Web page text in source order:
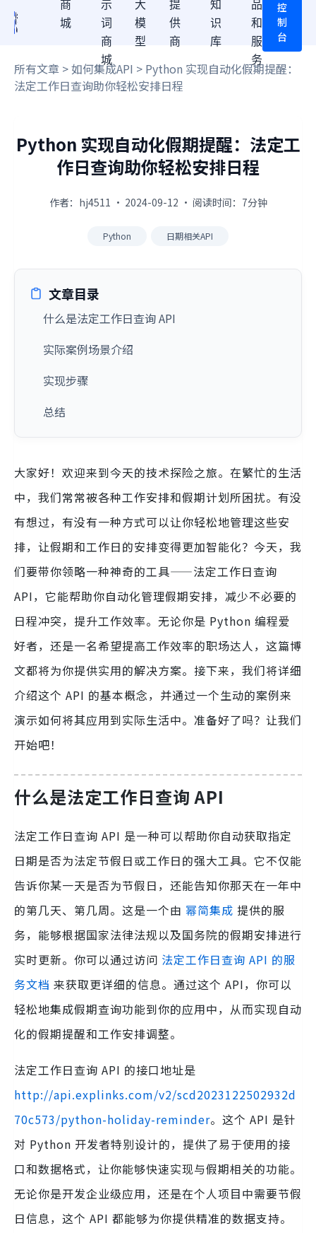
商
城
示
词
商
城
大
模
型
提
供
商
知
识
库
品
和
服
务
控
制
台
所有文章 >如何集成API > Python 实现自动化假期提醒：
法定工作日查询助你轻松安排日程
Python 实现自动化假期提醒：法定工
作日查询助你轻松安排日程
作者：hj4511 · 2024-09-12 · 阅读时间：7分钟
Python 日期相关API
文章目录
什么是法定工作日查询 API
实际案例场景介绍
实现步骤
总结
大家好！欢迎来到今天的技术探险之旅。在繁忙的生活
中，我们常常被各种工作安排和假期计划所困扰。有没
有想过，有没有一种方式可以让你轻松地管理这些安
排，让假期和工作日的安排变得更加智能化？今天，我
们要带你领略一种神奇的工具——法定工作日查询
API，它能帮助你自动化管理假期安排，减少不必要的
日程冲突，提升工作效率。无论你是 Python 编程爱
好者，还是一名希望提高工作效率的职场达人，这篇博
文都将为你提供实用的解决方案。接下来，我们将详细
介绍这个 API 的基本概念，并通过一个生动的案例来
演示如何将其应用到实际生活中。准备好了吗？让我们
开始吧！
什么是法定工作日查询 API
法定工作日查询 API 是一种可以帮助你自动获取指定
日期是否为法定节假日或工作日的强大工具。它不仅能
告诉你某一天是否为节假日，还能告知你那天在一年中
的第几天、第几周。这是一个由 幂简集成 提供的服
务，能够根据国家法律法规以及国务院的假期安排进行
实时更新。你可以通过访问 法定工作日查询 API 的服
务文档 来获取更详细的信息。通过这个 API，你可以
轻松地集成假期查询功能到你的应用中，从而实现自动
化的假期提醒和工作安排调整。
法定工作日查询 API 的接口地址是
http://api.explinks.com/v2/scd2023122502932d
70c573/python-holiday-reminder。这个 API 是针
对 Python 开发者特别设计的，提供了易于使用的接
口和数据格式，让你能够快速实现与假期相关的功能。
无论你是开发企业级应用，还是在个人项目中需要节假
日信息，这个 API 都能够为你提供精准的数据支持。